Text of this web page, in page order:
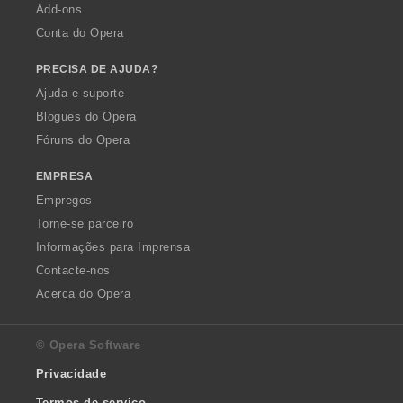
Add-ons
Conta do Opera
PRECISA DE AJUDA?
Ajuda e suporte
Blogues do Opera
Fóruns do Opera
EMPRESA
Empregos
Torne-se parceiro
Informações para Imprensa
Contacte-nos
Acerca do Opera
© Opera Software
Privacidade